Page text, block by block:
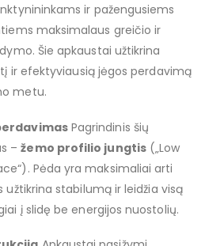
ir pažengusiems
maksimalaus greičio ir
Šie apkaustai užtikrina
ir efektyviausią jėgos perdavimą
metu.
Pagrindinis šių
–žemo profilio jungtis(„Low
Pėda yra maksimaliai arti
užtikrina stabilumą ir leidžia visą
į slidę be energijos nuostolių.